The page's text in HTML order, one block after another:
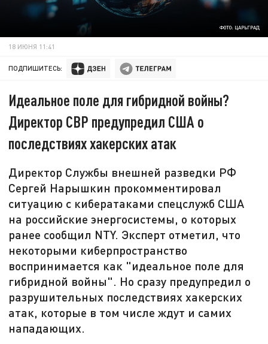
ФОТО: ЦАРЬГРАД
18 ИЮНЯ 11:41
ПОДПИШИТЕСЬ:
Идеальное поле для гибридной войны?
Директор СВР предупредил США о
последствиях хакерских атак
Директор Службы внешней разведки РФ
Сергей Нарышкин прокомментировал
ситуацию с кибератаками спецслужб США
на российские энергосистемы, о которых
ранее сообщил NTY. Эксперт отметил, что
некоторыми киберпространство
воспринимается как "идеальное поле для
гибридной войны". Но сразу предупредил о
разрушительных последствиях хакерских
атак, которые в том числе ждут и самих
нападающих.